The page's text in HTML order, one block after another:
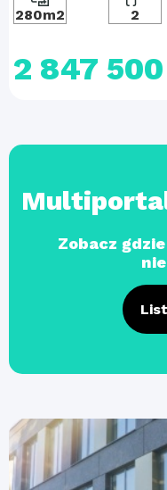
280m2 2
2 847 500
Zobacz